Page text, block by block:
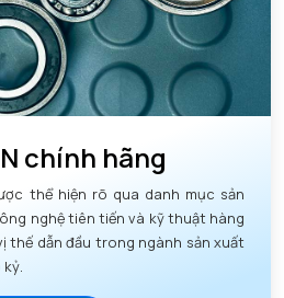
chính hãng
thể hiện rõ qua danh mục sản
nghệ tiên tiến và kỹ thuật hàng
thế dẫn đầu trong ngành sản xuất